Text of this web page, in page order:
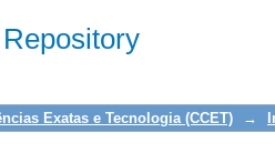
requisitos de
dos processos
Exatas e Tecnologia (CCET) →